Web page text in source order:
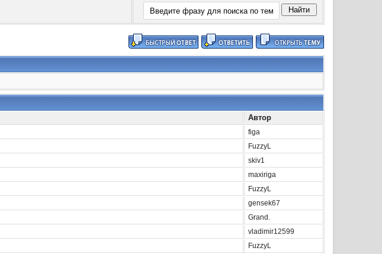
Автор
figa
FuzzyL
skiv1
maxiriga
FuzzyL
gensek67
Grand.
vladimir12599
FuzzyL